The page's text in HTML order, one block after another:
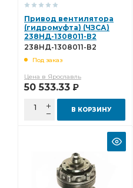
Привод вентилятора
(гидромуфта) (ЧЗСА)
238НД-1308011-В2
238НД-1308011-В2
Под заказ
Цена в Ярославль
50 533.33 Р
В КОРЗИНУ